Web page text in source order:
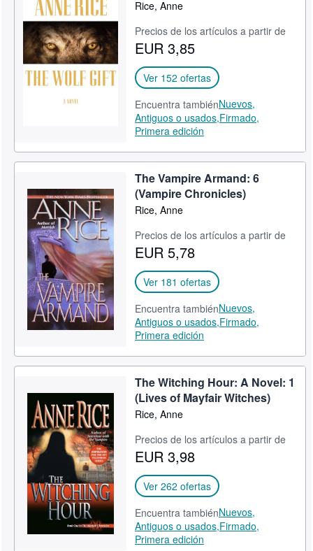
Rice, Anne
Precios de los artículos a partir de
EUR 3,85
Ver 152 ofertas
Encuentra tambiénNuevos,
Antiguos o usados,Firmado,
Primera edición
The Vampire Armand: 6
(Vampire Chronicles)
Rice, Anne
Precios de los artículos a partir de
EUR 5,78
Ver 181 ofertas
Encuentra tambiénNuevos,
Antiguos o usados,Firmado,
Primera edición
The Witching Hour: A Novel: 1
(Lives of Mayfair Witches)
Rice, Anne
Precios de los artículos a partir de
EUR 3,98
Ver 262 ofertas
Encuentra tambiénNuevos,
Antiguos o usados,Firmado,
Primera edición